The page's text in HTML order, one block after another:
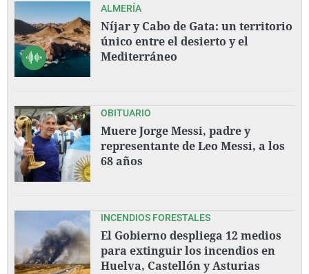
ALMERÍA
Níjar y Cabo de Gata: un territorio
único entre el desierto y el
Mediterráneo
OBITUARIO
Muere Jorge Messi, padre y
representante de Leo Messi, a los
68 años
INCENDIOS FORESTALES
El Gobierno despliega 12 medios
para extinguir los incendios en
Huelva, Castellón y Asturias